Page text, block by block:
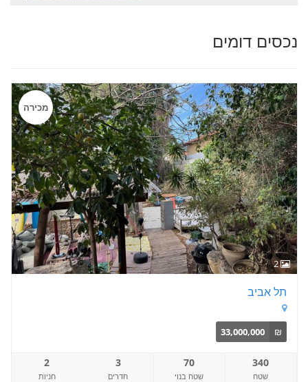
נכסים דומים
2
מכירה
תל אביב
₪
33,000,000
340
שטח
70
שטח בנוי
3
חדרים
2
חניות